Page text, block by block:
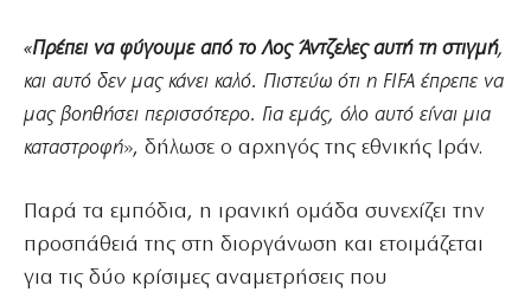
«Πρέπει να φύγουμε από το Λος Άντζελες αυτή τη στιγμή,
και αυτό δεν μας κάνει καλό. Πιστεύω ότι η FIFA έπρεπε να
μας βοηθήσει περισσότερο. Για εμάς, όλο αυτό είναι μια
καταστροφή», δήλωσε ο αρχηγός της εθνικής Ιράν.
Παρά τα εμπόδια, η ιρανική ομάδα συνεχίζει την
προσπάθειά της στη διοργάνωση και ετοιμάζεται
για τις δύο κρίσιμες αναμετρήσεις που